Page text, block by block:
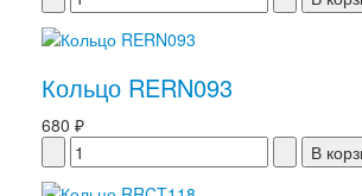
Кольцо RERN093
680 ₽